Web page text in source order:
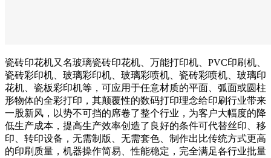
瓷砖印花机又名玻璃瓷砖印花机、万能打印机、PVC印刷机、
瓷砖彩印机、玻璃彩印机、玻璃彩喷机、瓷砖彩喷机、玻璃印
花机、瓷板彩印机等，可应用于任意材质的平面、弧面或圆柱
形物体的全彩打印，其颠覆性的数码打印理念给印刷行业带来
一股新风，以势不可挡的席卷了整个行业，为客户大幅度的降
低生产成本，提高生产效率创造了良好的条件可代替丝印、移
印、转印设备，无需制版、无需套色、制作出比传统方式更高
的印刷质量，机器操作简易、性能稳定，完全满足各行业批量